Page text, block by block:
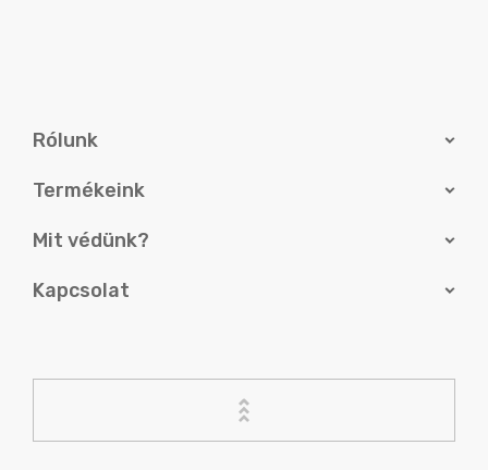
Rólunk
Termékeink
Mit védünk?
Kapcsolat